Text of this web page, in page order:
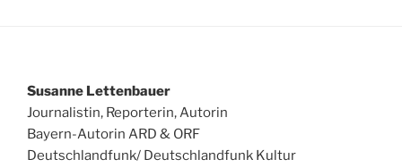
Susanne Lettenbauer
Journalistin, Reporterin, Autorin
Bayern-Autorin ARD & ORF
Deutschlandfunk/ Deutschlandfunk Kultur